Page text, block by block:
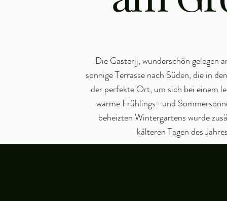
Die Gasterij, wunderschön gelegen
sonnige Terrasse nach Süden, die in
der perfekte Ort, um sich bei einem
warme Frühlings- und
beheizten Wintergartens wurde
kälteren Tagen des